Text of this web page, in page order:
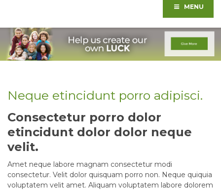
MENU
Neque etincidunt porro adipisci.
Consectetur porro dolor
etincidunt dolor dolor neque
velit.
Amet neque labore magnam consectetur modi
consectetur. Velit dolor quisquam porro non. Neque quiquia
voluptatem velit amet. Aliquam voluptatem labore dolorem